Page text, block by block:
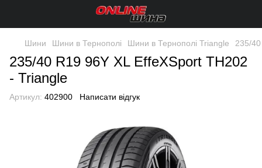
Шини Шини в Тернополі Шини в Тернополі Triangle 235/
235/40 R19 96Y XL EffeXSport TH202
- Triangle
Артикул: 402900 Написати відгук